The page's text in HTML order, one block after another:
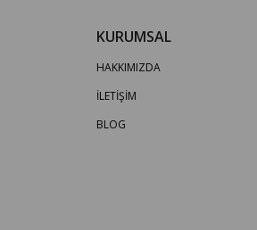
KURUMSAL
HAKKIMIZDA
İLETİŞİM
BLOG